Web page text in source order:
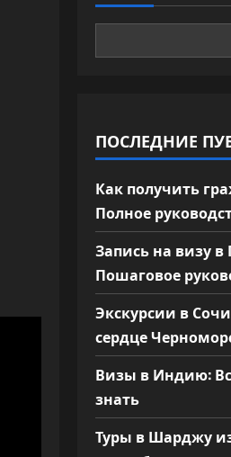
ПОСЛЕДНИЕ
Как получить
Полное
Запись на визу
Пошаговое
Экскурсии в
сердце
Визы в Индию:
знать
Туры в Шарджу